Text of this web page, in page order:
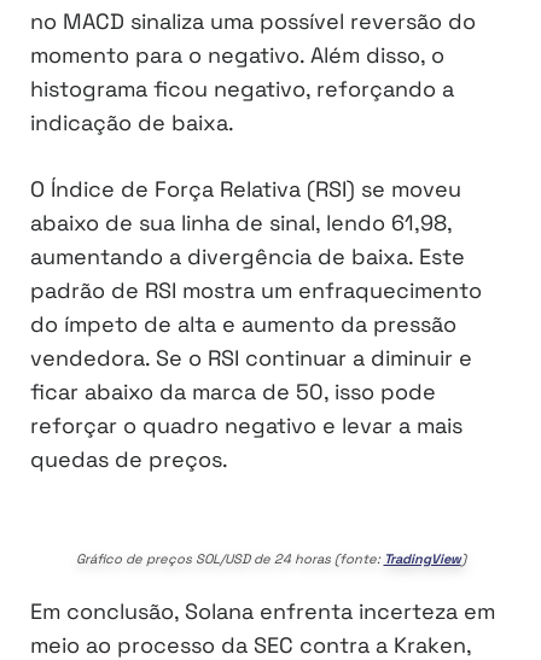
no MACD sinaliza uma possível reversão do
momento para o negativo. Além disso, o
histograma ficou negativo, reforçando a
indicação de baixa.
O Índice de Força Relativa (RSI) se moveu
abaixo de sua linha de sinal, lendo 61,98,
aumentando a divergência de baixa. Este
padrão de RSI mostra um enfraquecimento
do ímpeto de alta e aumento da pressão
vendedora. Se o RSI continuar a diminuir e
ficar abaixo da marca de 50, isso pode
reforçar o quadro negativo e levar a mais
quedas de preços.
Gráfico de preços SOL/USD de 24 horas (fonte: TradingView)
Em conclusão, Solana enfrenta incerteza em
meio ao processo da SEC contra a Kraken,